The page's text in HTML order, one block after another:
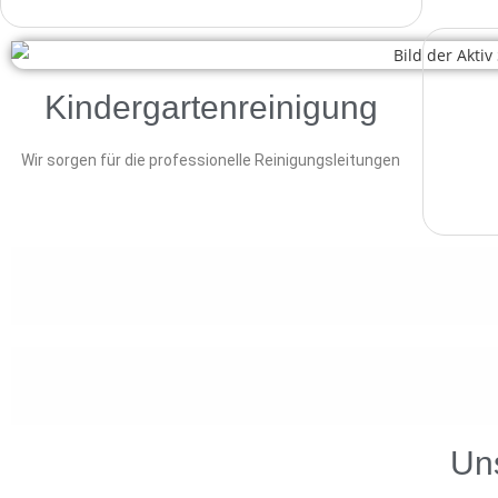
Kindergartenreinigung
Wir sorgen für die professionelle Reinigungsleitungen